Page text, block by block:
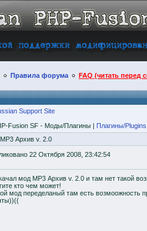
Правила форума FAQ (читать перед
Support Site
Fusion SF - Моды/Плагины | Плагины/Plugins
MP3 Архив v. 2.0
22 Октября 2008, 23:42:54
мод MP3 Архив v. 2.0 и там нет такой
кто чем может!
мод переделаный там есть возмоожность